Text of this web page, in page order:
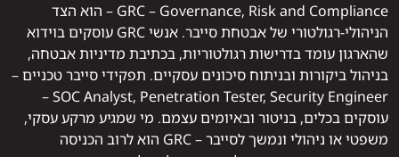
GRC – Governance, Risk and Compliance – הוא הצד
הניהולי-רגולטורי של אבטחת סייבר. אנשי GRC עוסקים בוידוא
שהארגון עומד בדרישות רגולטוריות, בכתיבת מדיניות אבטחה,
בניהול ביקורות ובניתוח סיכונים עסקיים. תפקידי סייבר טכניים –
SOC Analyst, Penetration Tester, Security Engineer –
עוסקים בכלים, בניטור ובאיומים עצמם. מי שמגיע מרקע עסקי,
משפטי או ניהולי ונמשך לסייבר – GRC הוא לרוב הכניסה